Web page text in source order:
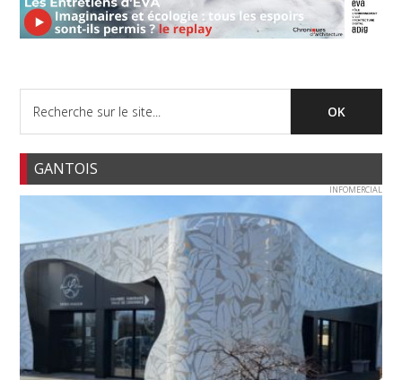
GANTOIS
INFOMERCIAL